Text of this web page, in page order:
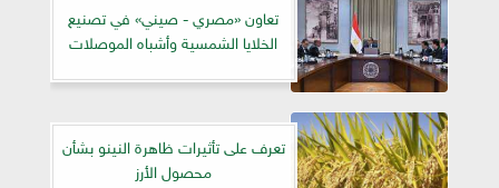
تعاون «مصري - صيني» في تصنيع
الخلايا الشمسية وأشباه الموصلات
تعرف على تأثيرات ظاهرة النينو بشأن
محصول الأرز